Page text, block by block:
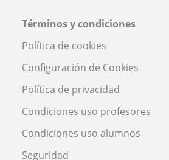
Términos y condiciones
Política de cookies
Configuración de Cookies
Política de privacidad
Condiciones uso profesores
Condiciones uso alumnos
Seguridad